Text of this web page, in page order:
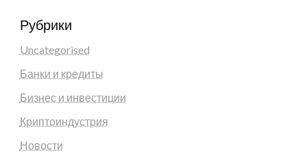
Рубрики
Uncategorised
Банки и кредиты
Бизнес и инвестиции
Криптоиндустрия
Новости